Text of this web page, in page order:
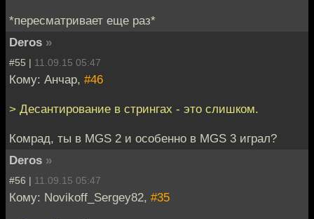
*пересматривает еще раз*
Deros »
#55 | 11.09.15 05:47
Кому: Анчар, #46
> Десантирование в стрингах - это слишком.
Комрад, ты в MGS 2 и особенно в MGS 3 играл?
Deros »
#56 | 11.09.15 05:47
Кому: Novikoff_Sergey82, #35